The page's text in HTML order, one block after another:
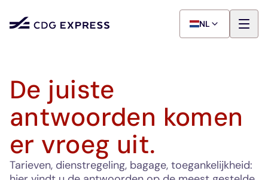
NL
De juiste
antwoorden komen
er vroeg uit.
Tarieven, dienstregeling, bagage, toegankelijkheid: